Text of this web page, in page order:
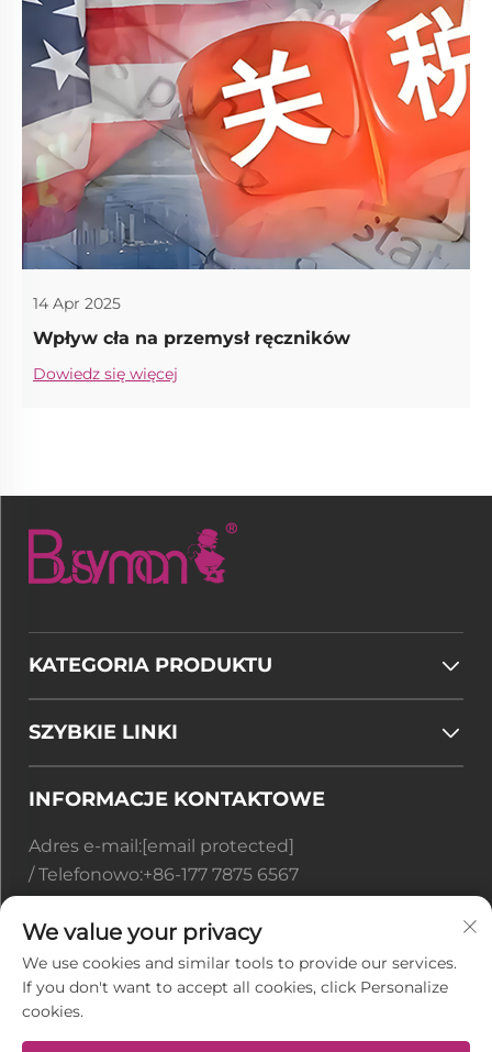
14 Apr 2025
Wpływ cła na przemysł ręczników
Dowiedz się więcej
KATEGORIA PRODUKTU
SZYBKIE LINKI
INFORMACJE KONTAKTOWE
Adres e-mail:[email protected]
/ Telefonowo:+86-177 7875 6567
Office add : Nr 128-8 Taihangshan Road, Strefa
Rozwoju Gospodarczego Rudong, miasto
Juegang, miasto Nantong, prowincja Jiangsu,
Chiny
We value your privacy
We use cookies and similar tools to provide our services.
If you don't want to accept all cookies, click Personalize
cookies.